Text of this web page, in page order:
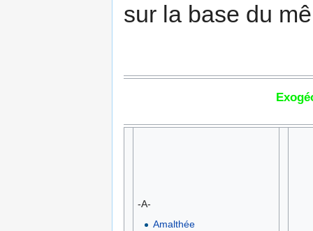
sur la base du
-A-
Amalthée